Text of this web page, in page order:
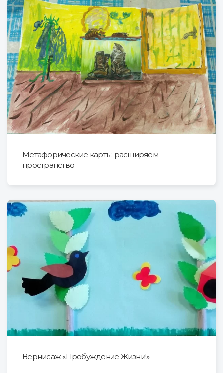
Метафорические карты: расширяем
пространство
Вернисаж «Пробуждение Жизни!»